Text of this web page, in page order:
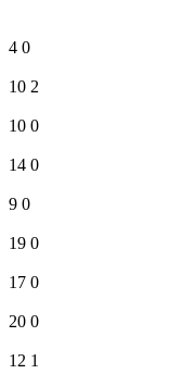
4 0
10 2
10 0
14 0
9 0
19 0
17 0
20 0
12 1